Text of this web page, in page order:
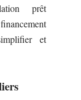
prêt
et